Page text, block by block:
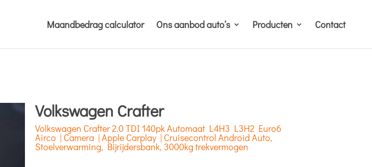
Maandbedrag calculator Ons aanbod auto’s Producten Contact
Volkswagen Crafter
Volkswagen Crafter 2.0 TDI 140pk Automaat L4H3 L3H2 Euro6
Airco | Camera | Apple Carplay | Cruisecontrol Android Auto,
Stoelverwarming, Bijrijdersbank, 3000kg trekvermogen